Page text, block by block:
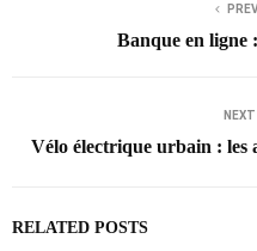
Banque en ligne
Vélo électrique urbain : les
RELATED POSTS